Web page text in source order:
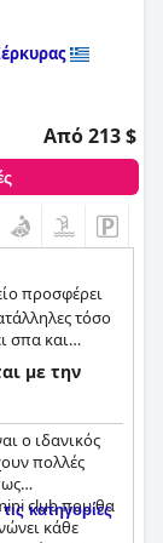
Από 213 $
προσφέρει
τόσο
σπα και
με την
ο ιδανικός
πολλές
club που θα
κάθε
κατηγορίες